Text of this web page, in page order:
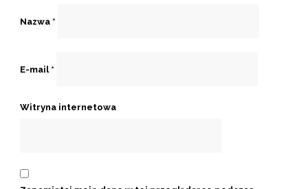
Nazwa *
E-mail *
Witryna internetowa